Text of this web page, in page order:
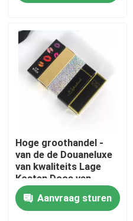
Video's
Over ons
Kwaliteitscontrole
Neem contact met ons op
Hoge groothandel -
van de de Douaneluxe
van kwaliteits Lage
Kosten Doos van
Kraftpapier de
Kleurrijke
Vastgestelde
Aanvraag sturen